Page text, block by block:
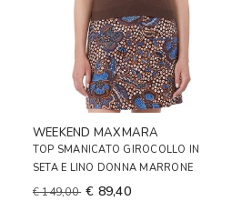
WEEKEND MAXMARA
TOP SMANICATO GIROCOLLO IN
SETA E LINO DONNA MARRONE
€ 149,00 € 89,40